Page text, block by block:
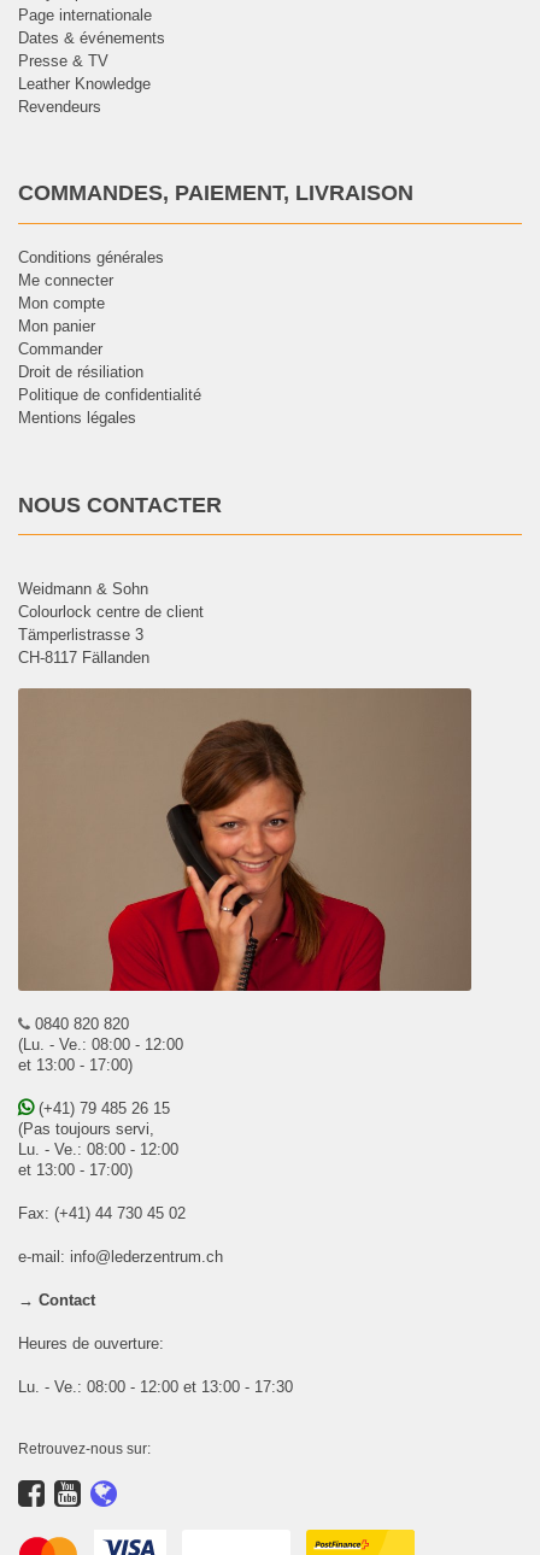
Page internationale
Dates & événements
Presse & TV
Leather Knowledge
Revendeurs
COMMANDES, PAIEMENT, LIVRAISON
Conditions générales
Me connecter
Mon compte
Mon panier
Commander
Droit de résiliation
Politique de confidentialité
Mentions légales
NOUS CONTACTER
Weidmann & Sohn
Colourlock centre de client
Tämperlistrasse 3
CH-8117 Fällanden
0840 820 820
(Lu. - Ve.: 08:00 - 12:00
et 13:00 - 17:00)
(+41) 79 485 26 15
(Pas toujours servi,
Lu. - Ve.: 08:00 - 12:00
et 13:00 - 17:00)
Fax: (+41) 44 730 45 02
e-mail: info@lederzentrum.ch
→ Contact
Heures de ouverture:
Lu. - Ve.: 08:00 - 12:00 et 13:00 - 17:30
Retrouvez-nous sur: